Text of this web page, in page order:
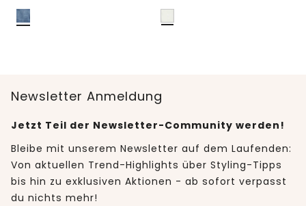
Newsletter Anmeldung
Jetzt Teil der Newsletter-Community werden!
Bleibe mit unserem Newsletter auf dem Laufenden:
Von aktuellen Trend-Highlights über Styling-Tipps
bis hin zu exklusiven Aktionen - ab sofort verpasst
du nichts mehr!